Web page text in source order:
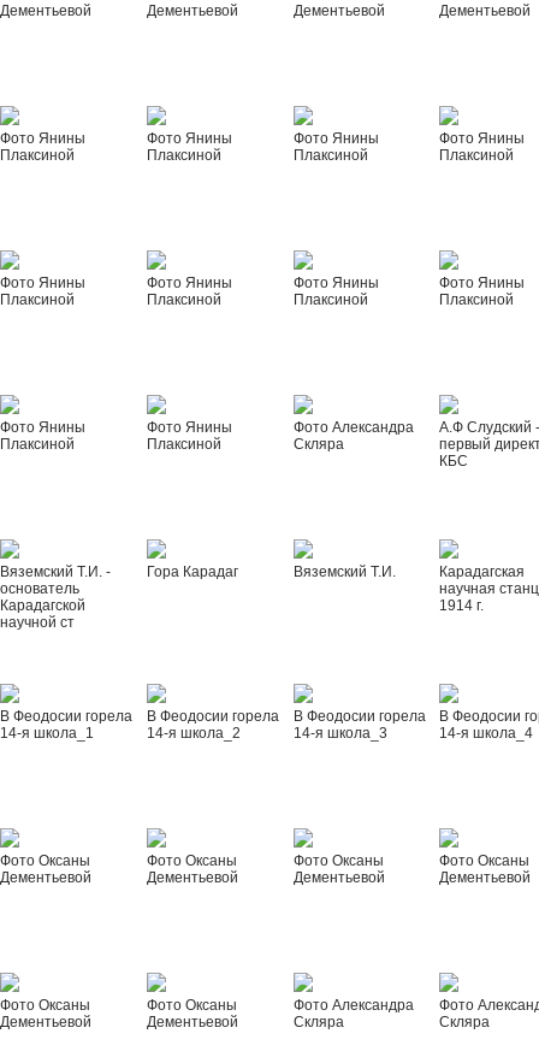
Дементьевой
Дементьевой
Дементьевой
Дементьевой
Фото Янины
Плаксиной
Фото Янины
Плаксиной
Фото Янины
Плаксиной
Фото Янины
Плаксиной
Фото Янины
Плаксиной
Фото Янины
Плаксиной
Фото Янины
Плаксиной
Фото Янины
Плаксиной
Фото Янины
Плаксиной
Фото Янины
Плаксиной
Фото Александра
Скляра
А.Ф Слудский
первый
КБС
Вяземский Т.И. -
основатель
Карадагской
научной ст
Гора Карадаг Вяземский Т.И.
Карадагская
научная
1914 г.
В Феодосии горела
14-я школа_1
В Феодосии горела
14-я школа_2
В Феодосии горела
14-я школа_3
В Феодосии
14-я школа_4
Фото Оксаны
Дементьевой
Фото Оксаны
Дементьевой
Фото Оксаны
Дементьевой
Фото Оксаны
Дементьевой
Фото Оксаны
Дементьевой
Фото Оксаны
Дементьевой
Фото Александра
Скляра
Фото
Скляра